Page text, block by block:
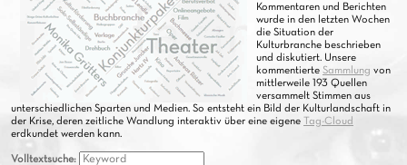
Kommentaren und Berichten
wurde in den letzten Wochen
die Situation der
Kulturbranche beschrieben
und diskutiert. Unsere
kommentierte Sammlung von
mittlerweile 193 Quellen
versammelt Stimmen aus
unterschiedlichen Sparten und Medien. So entsteht ein Bild der Kulturlandschaft in
der Krise, deren zeitliche Wandlung interaktiv über eine eigene Tag-Cloud
erdkundet werden kann.
Volltextsuche: